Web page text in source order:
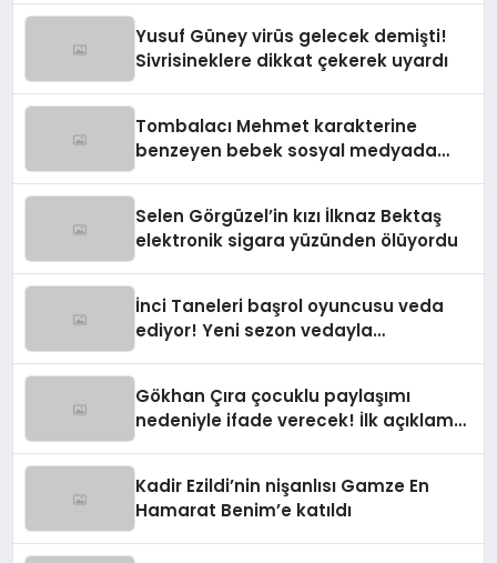
Yusuf Güney virüs gelecek demişti!
Sivrisineklere dikkat çekerek uyardı
Tombalacı Mehmet karakterine
benzeyen bebek sosyal medyada
Selen Görgüzel’in kızı İlknaz Bektaş
elektronik sigara yüzünden ölüyordu
İnci Taneleri başrol oyuncusu veda
ediyor! Yeni sezon vedayla
Gökhan Çıra çocuklu paylaşımı
nedeniyle ifade verecek! İlk açıklama
Kadir Ezildi’nin nişanlısı Gamze En
Hamarat Benim’e katıldı